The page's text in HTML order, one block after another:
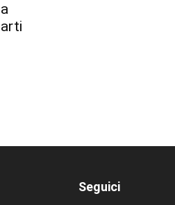
Seguici